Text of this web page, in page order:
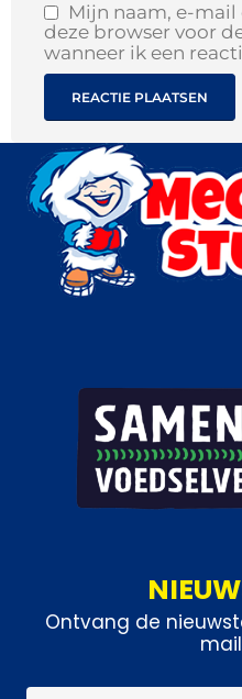
Mijn naam, e-mail
deze browser voor
wanneer ik een
Ontvang de